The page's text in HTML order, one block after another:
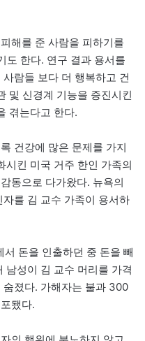
해를 준 사람을 피하기를
도 한다. 연구 결과 용서를
람들 보다 더 행복하고 건
및 신경계 기능을 증진시킨
겪는다고 한다.
건강에 많은 문제를 가지
시킨 미국 거주 한인 가족의
동으로 다가왔다. 뉴욕의
를 김 교수 가족이 용서하
돈을 인출하던 중 돈을 빼
남성이 김 교수 머리를 가격
졌다. 가해자는 불과 300
됐다.